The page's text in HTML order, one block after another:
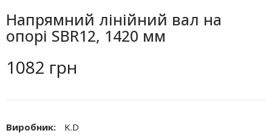
Напрямний лінійний вал на
опорі SBR12, 1420 мм
1082 грн
Виробник:
K.D